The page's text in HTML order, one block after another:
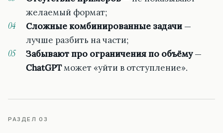
желаемый формат;
Сложные комбинированные задачи —
лучше разбить на части;
Забывают про ограничения по объёму—
ChatGPTможет «уйти в отступление».
РАЗДЕЛ 03